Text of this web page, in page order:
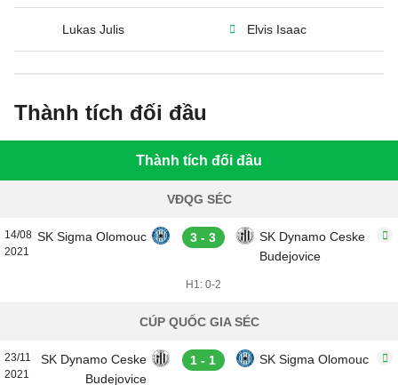
Lukas Julis Elvis Isaac
Thành tích đối đầu
Thành tích đối đầu
VĐQG SÉC
14/08
2021
SK Sigma Olomouc 3 - 3
SK Dynamo Ceske
Budejovice
H1: 0-2
CÚP QUỐC GIA SÉC
23/11
2021
SK Dynamo Ceske
Budejovice
1 - 1 SK Sigma Olomouc